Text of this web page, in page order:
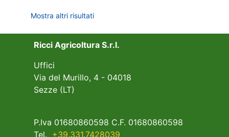
Mostra altri risultati
Ricci Agricoltura S.r.l.
Uffici
Via del Murillo, 4 - 04018
Sezze (LT)
P.Iva 01680860598 C.F. 01680860598
Tel. +39.331.7428039